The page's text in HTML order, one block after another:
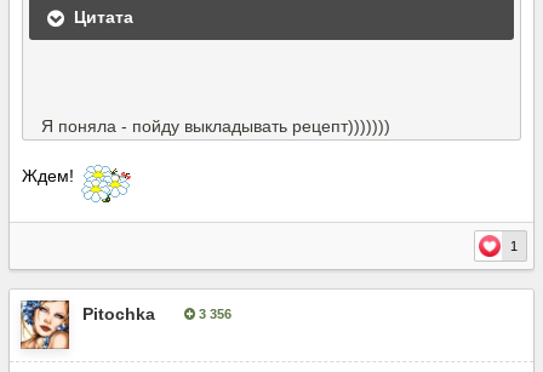
Цитата
Я поняла - пойду выкладывать рецепт)))))))
Ждем!
1
Pitochka 3 356